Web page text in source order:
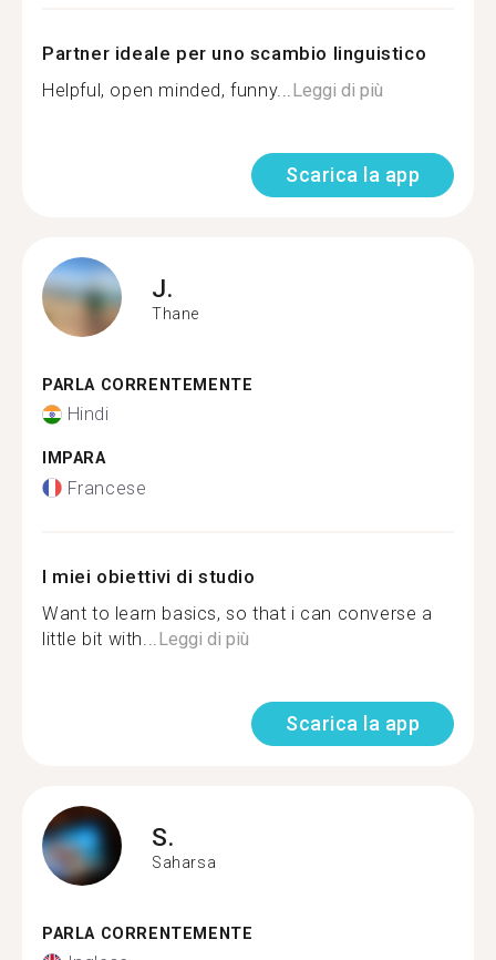
Partner ideale per uno scambio linguistico
Helpful, open minded, funny... Leggi di più
Scarica la app
J.
Thane
PARLA CORRENTEMENTE
Hindi
IMPARA
Francese
I miei obiettivi di studio
Want to learn basics, so that i can converse a
little bit with... Leggi di più
Scarica la app
S.
Saharsa
PARLA CORRENTEMENTE